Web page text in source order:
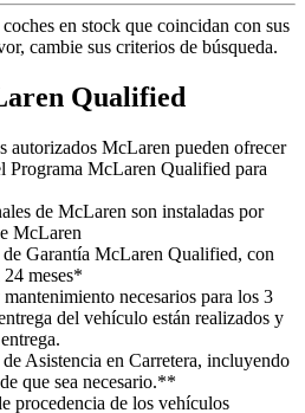
en stock que coincidan con sus
cambie sus criterios de búsqueda.
Qualified
autorizados McLaren pueden ofrecer
Programa McLaren Qualified para
de McLaren son instaladas por
McLaren
de Garantía McLaren Qualified, con
meses*
necesarios para los 3
del vehículo están realizados y
Asistencia en Carretera, incluyendo
que sea necesario.**
procedencia de los vehículos